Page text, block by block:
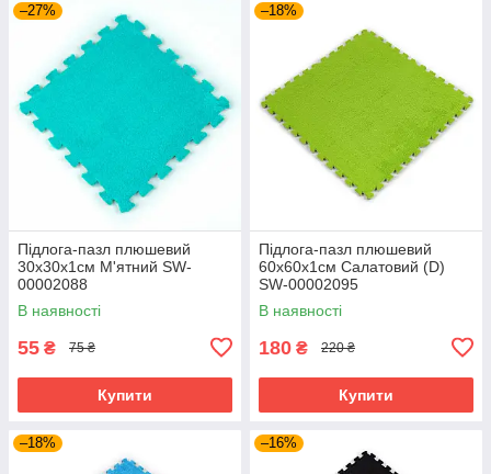
–27%
Підлога-пазл плюшевий
30х30х1см М'ятний SW-
00002088
В наявності
55 ₴ 75 ₴
Купити
–18%
Підлога-пазл плюшевий
60х60х1см Салатовий (D)
SW-00002095
В наявності
180 ₴ 220 ₴
Купити
–18% –16%